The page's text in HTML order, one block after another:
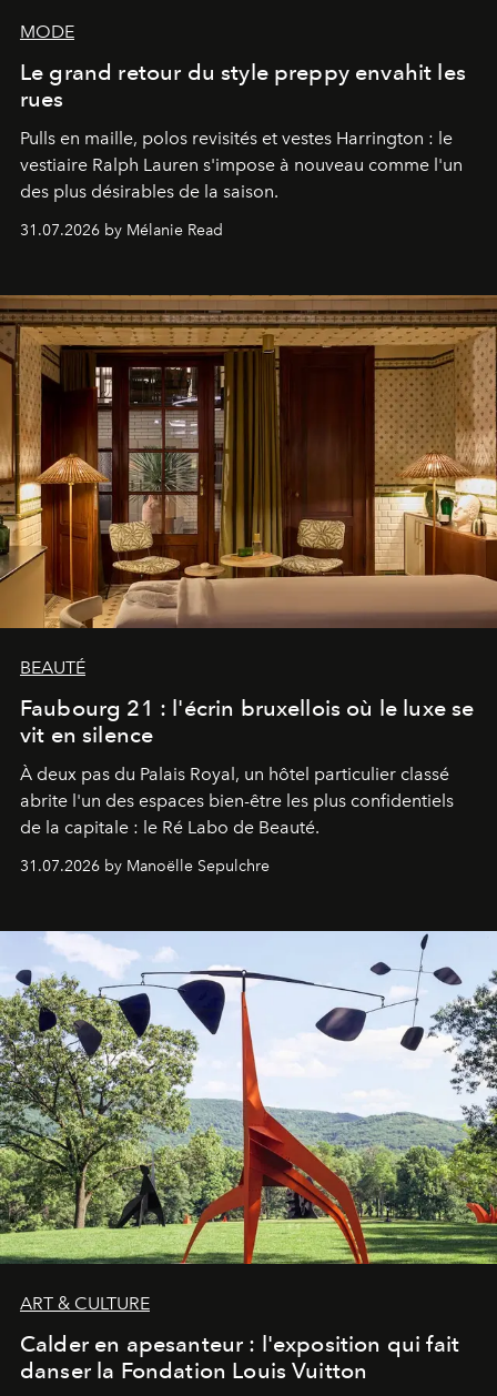
MODE
Le grand retour du style preppy envahit les
rues
Pulls en maille, polos revisités et vestes Harrington : le
vestiaire Ralph Lauren s'impose à nouveau comme l'un
des plus désirables de la saison.
31.07.2026 by Mélanie Read
BEAUTÉ
Faubourg 21 : l'écrin bruxellois où le luxe se
vit en silence
À deux pas du Palais Royal, un hôtel particulier classé
abrite l'un des espaces bien-être les plus confidentiels
de la capitale : le Ré Labo de Beauté.
31.07.2026 by Manoëlle Sepulchre
ART & CULTURE
Calder en apesanteur : l'exposition qui fait
danser la Fondation Louis Vuitton